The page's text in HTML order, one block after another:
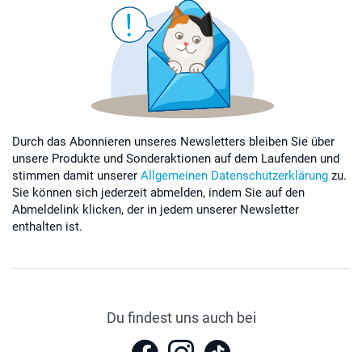
Durch das Abonnieren unseres Newsletters bleiben Sie über
unsere Produkte und Sonderaktionen auf dem Laufenden und
stimmen damit unserer Allgemeinen Datenschutzerklärung zu.
Sie können sich jederzeit abmelden, indem Sie auf den
Abmeldelink klicken, der in jedem unserer Newsletter
enthalten ist.
Du findest uns auch bei